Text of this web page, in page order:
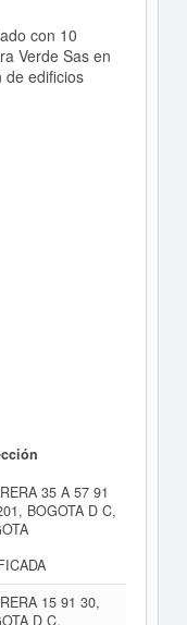
con 10
Verde Sas en
de edificios
35 A 57 91
BOGOTA D C,
15 91 30,
D C,